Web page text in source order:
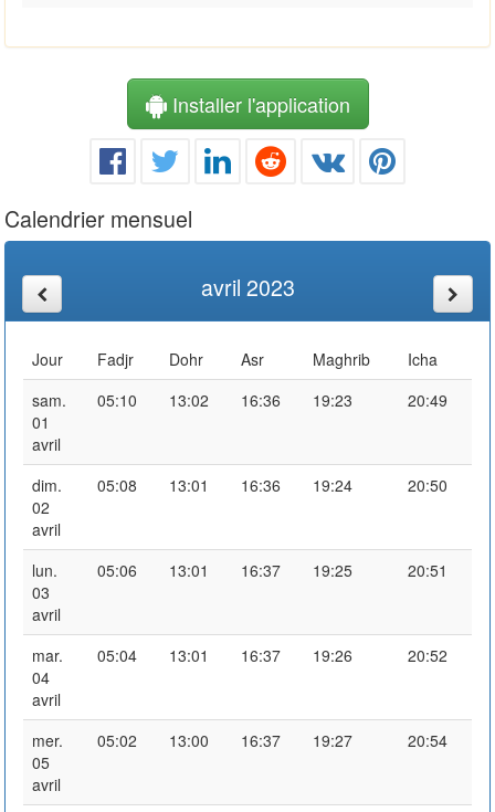
Installer l'application
Calendrier mensuel
avril 2023
Jour Fadjr Dohr Asr Maghrib
Icha
sam.
01
avril
05:10 13:02 16:36 19:23 20:49
dim.
02
avril
05:08 13:01 16:36 19:24 20:50
lun.
03
avril
05:06 13:01 16:37 19:25 20:51
mar.
04
avril
05:04 13:01 16:37 19:26 20:52
mer.
05
avril
05:02 13:00 16:37 19:27 20:54